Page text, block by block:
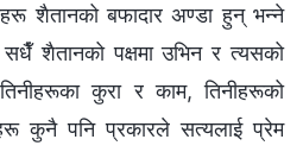
शैतानको बफादार अण्डा हुन् भन्‍ने
शैतानको पक्षमा उभिन र त्यसको
कुरा र काम, तिनीहरूको
कुनै पनि प्रकारले सत्यलाई प्रेम